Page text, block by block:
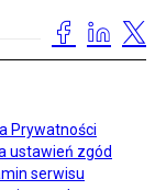
Prywatności
ustawień zgód
serwisu